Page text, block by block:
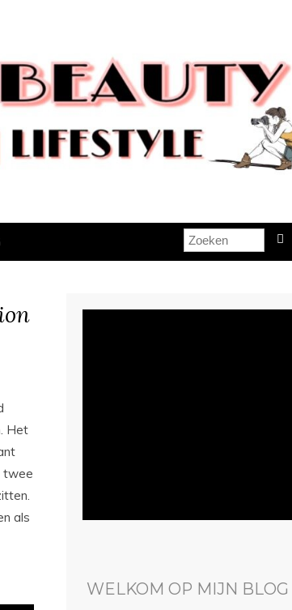
Het
twee
als
WELKOM OP MIJN BLOG